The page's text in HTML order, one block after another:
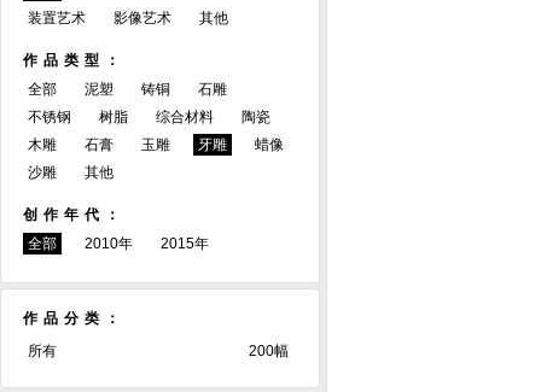
装置艺术
影像艺术 其他
作品类型：
全部
泥塑 铸铜
石雕
不锈钢
树脂 综合材料
陶瓷
木雕
石膏 玉雕 牙雕
蜡像
沙雕
其他
创作年代：
全部
2010年 2015年
作品分类：
所有
200幅